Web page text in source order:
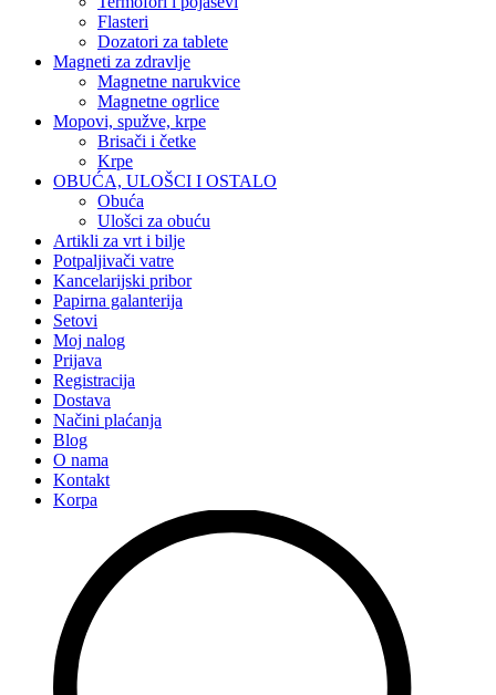
Flasteri
Dozatori za tablete
Magneti za zdravlje
Magnetne narukvice
Magnetne ogrlice
Mopovi, spužve, krpe
Brisači i četke
Krpe
OBUĆA, ULOŠCI I OSTALO
Obuća
Ulošci za obuću
Artikli za vrt i bilje
Potpaljivači vatre
Kancelarijski pribor
Papirna galanterija
Setovi
Moj nalog
Prijava
Registracija
Dostava
Načini plaćanja
Blog
O nama
Kontakt
Korpa